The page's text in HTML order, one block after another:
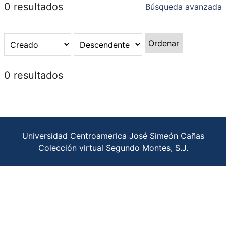
0 resultados Búsqueda avanzada
Ordenar
0 resultados
Universidad Centroamerica José Simeón Cañas
Colección virtual Segundo Montes, S.J.